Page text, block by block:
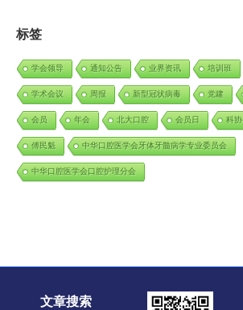
标签
学会领导 通知公告 业界资讯 培训班
学术会议 周报 新型冠状病毒 党建
会员 年会 北大口腔 会员日 科协
傅民魁 中华口腔医学会牙体牙髓病学专业委员会
中华口腔医学会口腔护理分会
文章搜索